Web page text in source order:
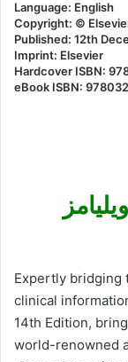
Language: English
Copyright: ©
Published: 12th
Imprint: Elsevier
Hardcover ISBN:
eBook ISBN:
Expertly bridging
clinical
14th Edition,
world-renowned